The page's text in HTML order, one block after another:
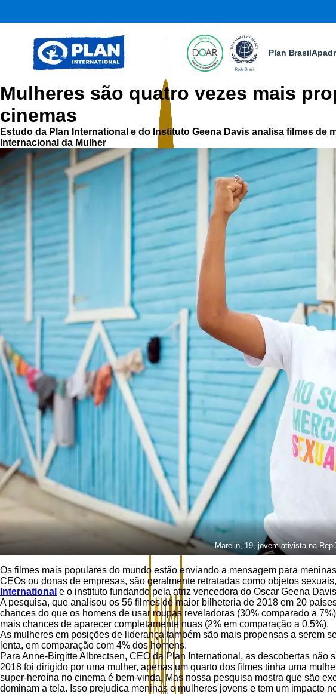
Plan Brasil
Mulheres são quatro vezes mais
cinemas
Estudo da Plan International e do Instituto Geena Davis analisa filmes
Internacional da Mulher
Marelin, 19, jovem ativista na
Os filmes mais populares do mundo estão enviando a mensagem para
CEOs ou donas de empresas, são geralmente retratadas como objetos
International e o instituto fundando pela atriz vencedora do Oscar Geena
A pesquisa, que analisou os 56 filmes de maior bilheteria de 2018 em 20
chances do que os homens de usar roupas reveladoras (30% comparado a
mais chances de aparecer completamente nuas (2% em comparação a 0,5%).
As mulheres em posições de liderança também são mais propensas a serem
lenta, em comparação com 4% dos homens.
Para Anne-Birgitte Albrectsen, CEO da Plan International, as descobertas
2018 foi dirigido por uma mulher, apenas um quarto dos filmes tinha uma
super-heroína no cinema é bem-vinda. Mas nossa pesquisa mostra que são
dominam a tela. Isso prejudica meninas e mulheres jovens e tem um impacto